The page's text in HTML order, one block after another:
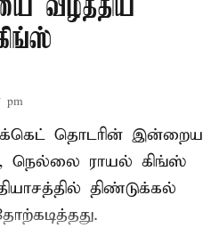
வீழ்த்திய
pm
தொடரின் இன்றைய
நெல்லை ராயல் கிங்ஸ்
திண்டுக்கல்